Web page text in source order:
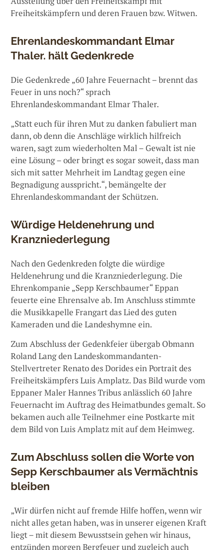
Freiheitskämpfern und deren Frauen bzw. Witwen.
Ehrenlandeskommandant Elmar
Thaler. hält Gedenkrede
Die Gedenkrede „60 Jahre Feuernacht – brennt das
Feuer in uns noch?“ sprach
Ehrenlandeskommandant Elmar Thaler.
„Statt euch für ihren Mut zu danken fabuliert man
dann, ob denn die Anschläge wirklich hilfreich
waren, sagt zum wiederholten Mal – Gewalt ist nie
eine Lösung – oder bringt es sogar soweit, dass man
sich mit satter Mehrheit im Landtag gegen eine
Begnadigung ausspricht.“, bemängelte der
Ehrenlandeskommandant der Schützen.
Würdige Heldenehrung und
Kranzniederlegung
Nach den Gedenkreden folgte die würdige
Heldenehrung und die Kranzniederlegung. Die
Ehrenkompanie „Sepp Kerschbaumer“ Eppan
feuerte eine Ehrensalve ab. Im Anschluss stimmte
die Musikkapelle Frangart das Lied des guten
Kameraden und die Landeshymne ein.
Zum Abschluss der Gedenkfeier übergab Obmann
Roland Lang den Landeskommandanten-
Stellvertreter Renato des Dorides ein Portrait des
Freiheitskämpfers Luis Amplatz. Das Bild wurde vom
Eppaner Maler Hannes Tribus anlässlich 60 Jahre
Feuernacht im Auftrag des Heimatbundes gemalt. So
bekamen auch alle Teilnehmer eine Postkarte mit
dem Bild von Luis Amplatz mit auf dem Heimweg.
Zum Abschluss sollen die Worte von
Sepp Kerschbaumer als Vermächtnis
bleiben
„Wir dürfen nicht auf fremde Hilfe hoffen, wenn wir
nicht alles getan haben, was in unserer eigenen Kraft
liegt – mit diesem Bewusstsein gehen wir hinaus,
entzünden morgen Bergfeuer und zugleich auch